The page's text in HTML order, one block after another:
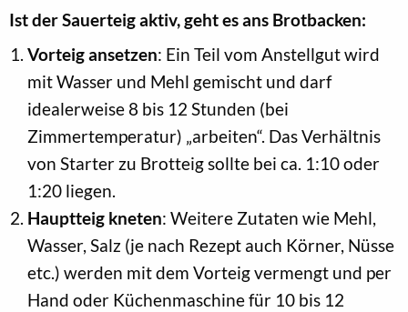
Ist der Sauerteig aktiv, geht es ans Brotbacken:
Vorteig ansetzen: Ein Teil vom Anstellgut wird
mit Wasser und Mehl gemischt und darf
idealerweise 8 bis 12 Stunden (bei
Zimmertemperatur) „arbeiten“. Das Verhältnis
von Starter zu Brotteig sollte bei ca. 1:10 oder
1:20 liegen.
Hauptteig kneten: Weitere Zutaten wie Mehl,
Wasser, Salz (je nach Rezept auch Körner, Nüsse
etc.) werden mit dem Vorteig vermengt und per
Hand oder Küchenmaschine für 10 bis 12